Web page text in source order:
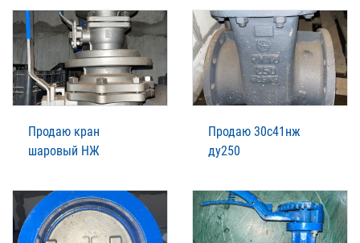
Продаю кран
шаровый НЖ
Продаю 30с41нж
ду250